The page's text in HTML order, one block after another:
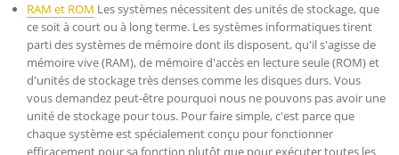
RAM et ROM Les systèmes nécessitent des unités de stockage, que
ce soit à court ou à long terme. Les systèmes informatiques tirent
parti des systèmes de mémoire dont ils disposent, qu'il s'agisse de
mémoire vive (RAM), de mémoire d'accès en lecture seule (ROM) et
d'unités de stockage très denses comme les disques durs. Vous
vous demandez peut-être pourquoi nous ne pouvons pas avoir une
unité de stockage pour tous. Pour faire simple, c'est parce que
chaque système est spécialement conçu pour fonctionner
efficacement pour sa fonction plutôt que pour exécuter toutes les